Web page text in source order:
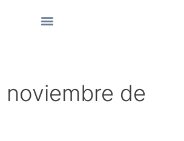
noviembre de